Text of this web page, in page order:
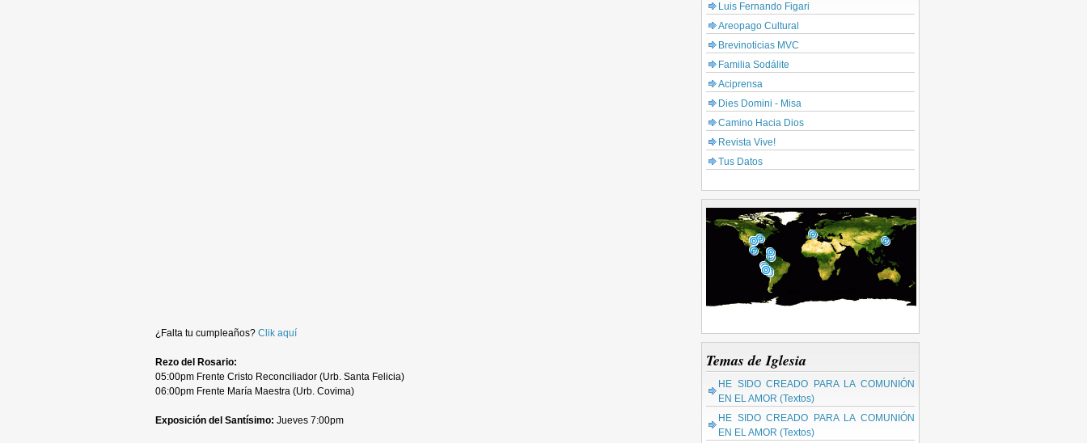
¿Falta tu cumpleaños? Clik aquí
Rezo del Rosario:
05:00pm Frente Cristo Reconciliador (Urb. Santa Felicia)
06:00pm Frente María Maestra (Urb. Covima)
Exposición del Santísimo: Jueves 7:00pm
Luis Fernando Figari
Areopago Cultural
Brevinoticias MVC
Familia Sodálite
Aciprensa
Dies Domini - Misa
Camino Hacia Dios
Revista Vive!
Tus Datos
Temas de Iglesia
HE SIDO CREADO PARA LA COMUNIÓN
EN EL AMOR (Textos)
HE SIDO CREADO PARA LA COMUNIÓN
EN EL AMOR (Textos)